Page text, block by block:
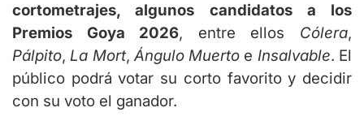
cortometrajes, algunos candidatos a los
Premios Goya 2026, entre ellos Cólera,
Pálpito,La Mort,Ángulo Muerto e Insalvable. El
público podrá votar su corto favorito y decidir
con su voto el ganador.